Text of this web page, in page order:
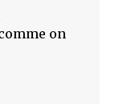
on